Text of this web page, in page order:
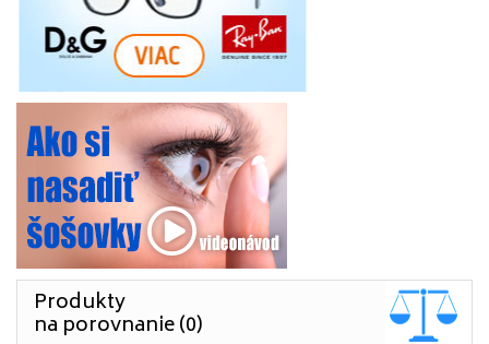
Produkty
na porovnanie (0)